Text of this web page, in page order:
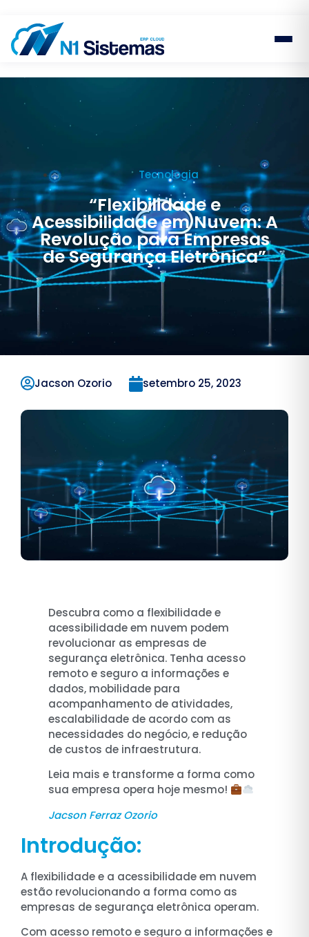
Tecnologia
“Flexibilidade e
Acessibilidade em Nuvem: A
Revolução para Empresas
de Segurança Eletrônica”
Jacson Ozorio setembro 25, 2023
Descubra como a flexibilidade e
acessibilidade em nuvem podem
revolucionar as empresas de
segurança eletrônica. Tenha acesso
remoto e seguro a informações e
dados, mobilidade para
acompanhamento de atividades,
escalabilidade de acordo com as
necessidades do negócio, e redução
de custos de infraestrutura.
Leia mais e transforme a forma como
sua empresa opera hoje mesmo!
Jacson Ferraz Ozorio
Introdução:
A flexibilidade e a acessibilidade em nuvem
estão revolucionando a forma como as
empresas de segurança eletrônica operam.
Com acesso remoto e seguro a informações e